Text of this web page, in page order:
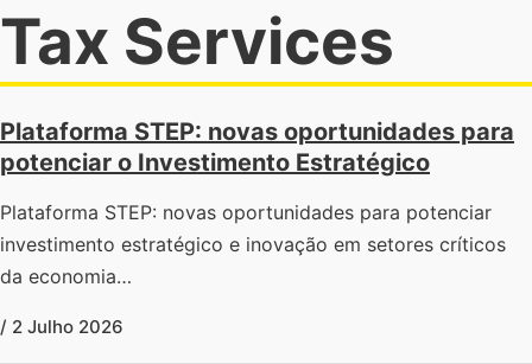
Tax Services
Plataforma STEP: novas oportunidades para
potenciar o Investimento Estratégico
Plataforma STEP: novas oportunidades para potenciar
investimento estratégico e inovação em setores críticos
da economia…
/ 2 Julho 2026